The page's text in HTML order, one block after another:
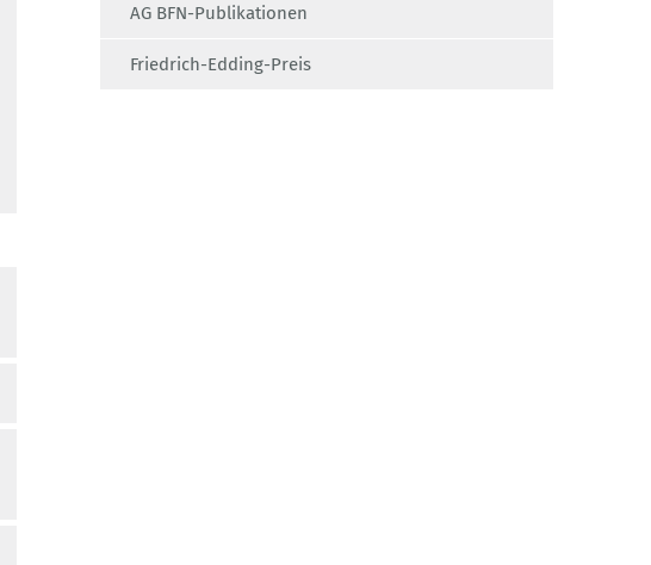
AG BFN-Publikationen
Friedrich-Edding-Preis